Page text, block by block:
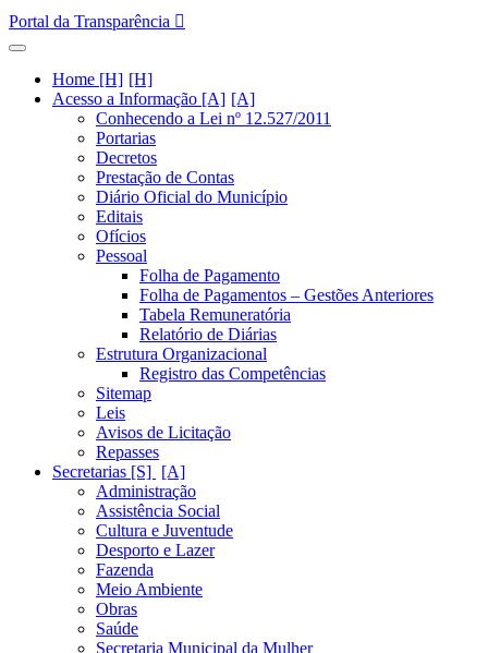
Portal da Transparência
Home [H]
Acesso a Informação [A]
Conhecendo a Lei nº 12.527/2011
Portarias
Decretos
Prestação de Contas
Diário Oficial do Município
Editais
Ofícios
Pessoal
Folha de Pagamento
Folha de Pagamentos – Gestões Anteriores
Tabela Remuneratória
Relatório de Diárias
Estrutura Organizacional
Registro das Competências
Sitemap
Leis
Avisos de Licitação
Repasses
Secretarias [S]
Administração
Assistência Social
Cultura e Juventude
Desporto e Lazer
Fazenda
Meio Ambiente
Obras
Saúde
Secretaria Municipal da Mulher